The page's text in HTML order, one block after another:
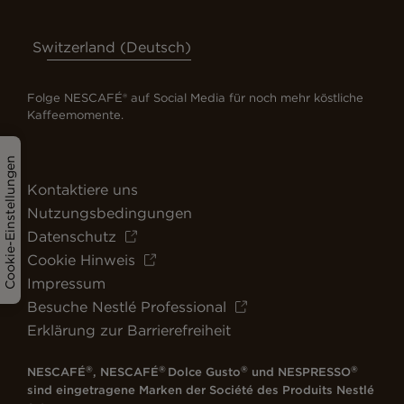
Cookie-Einstellungen
Switzerland (Deutsch)
Folge NESCAFÉ® auf Social Media für noch mehr köstliche
Kaffeemomente.
Kontaktiere uns
Nutzungsbedingungen
Datenschutz
Cookie Hinweis
Impressum
Besuche Nestlé Professional
Erklärung zur Barrierefreiheit
NESCAFÉ®, NESCAFÉ®Dolce Gusto® und NESPRESSO®
sind eingetragene Marken der Société des Produits Nestlé